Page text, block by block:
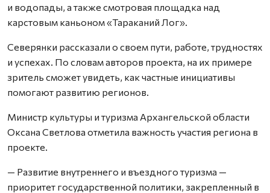
и водопады, а также смотровая площадка над
карстовым каньоном «Тараканий Лог».
Северянки рассказали о своем пути, работе, трудностях
и успехах. По словам авторов проекта, на их примере
зритель сможет увидеть, как частные инициативы
помогают развитию регионов.
Министр культуры и туризма Архангельской области
Оксана Светлова отметила важность участия региона в
проекте.
— Развитие внутреннего и въездного туризма —
приоритет государственной политики, закрепленный в